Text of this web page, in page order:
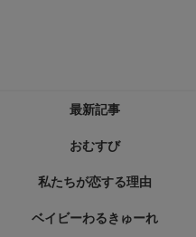
最新記事
おむすび
私たちが恋する理由
ベイビーわるきゅーれ